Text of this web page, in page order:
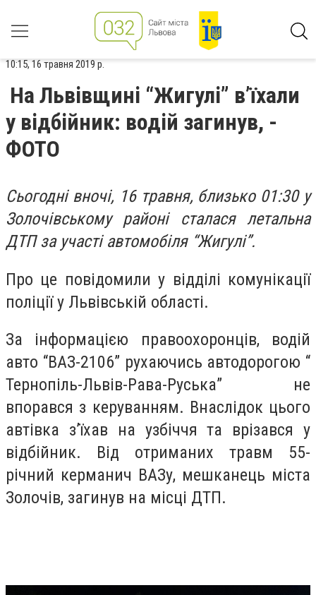
10:15, 16 травня 2019 р.
На Львівщині “Жигулі” в’їхали
у відбійник: водій загинув, -
ФОТО
Сьогодні вночі, 16 травня, близько 01:30 у
Золочівському районі сталася летальна
ДТП за участі автомобіля “Жигулі”.
Про це повідомили у відділі комунікації
поліції у Львівській області.
За інформацією правоохоронців, водій
авто “ВАЗ-2106” рухаючись автодорогою “
Тернопіль-Львів-Рава-Руська” не
впорався з керуванням. Внаслідок цього
автівка з’їхав на узбіччя та врізався у
відбійник. Від отриманих травм 55-
річний керманич ВАЗу, мешканець міста
Золочів, загинув на місці ДТП.